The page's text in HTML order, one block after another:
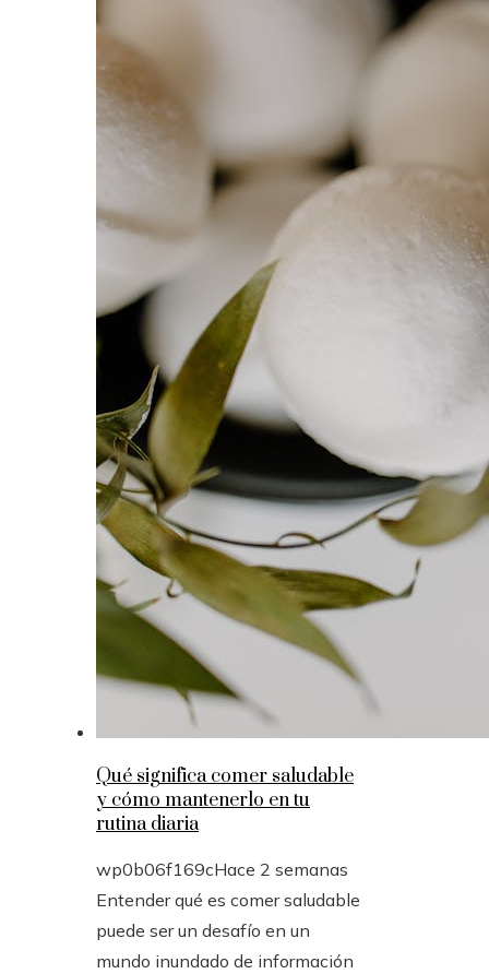
Qué significa comer saludable
y cómo mantenerlo en tu
rutina diaria
wp0b06f169cHace 2 semanas
Entender qué es comer saludable
puede ser un desafío en un
mundo inundado de información